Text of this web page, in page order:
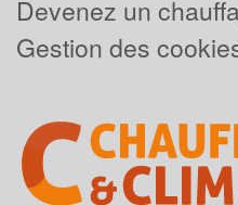
Devenez un
Gestion des